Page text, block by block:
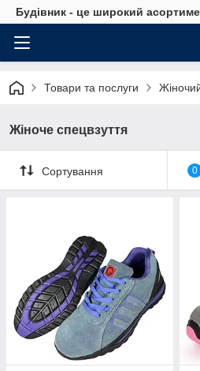
Будівник - це широкий
Товари та послуги
Жіноче спецвзуття
Сортування 0